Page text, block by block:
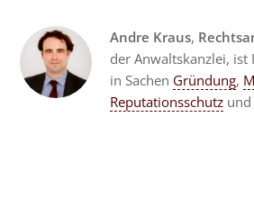
Andre Kraus,
der Anwaltskanzlei,
in Sachen Gründung,
Reputationsschutzund